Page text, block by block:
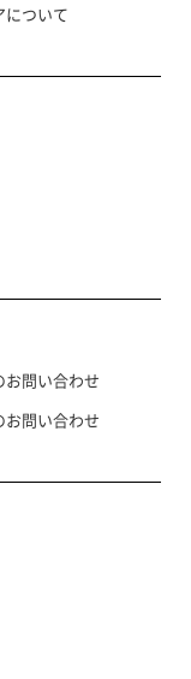
について
お問い合わせ
お問い合わせ